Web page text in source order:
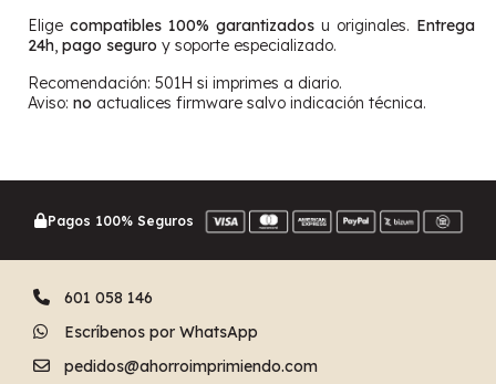
Elige compatibles 100% garantizados u originales. Entrega
24h pago seguro y soporte especializado.
Recomendación: 501H si imprimes a diario.
Aviso: no actualices firmware salvo indicación técnica.
Pagos 100% Seguros
601 058 146
Escríbenos por WhatsApp
pedidos@ahorroimprimiendo.com